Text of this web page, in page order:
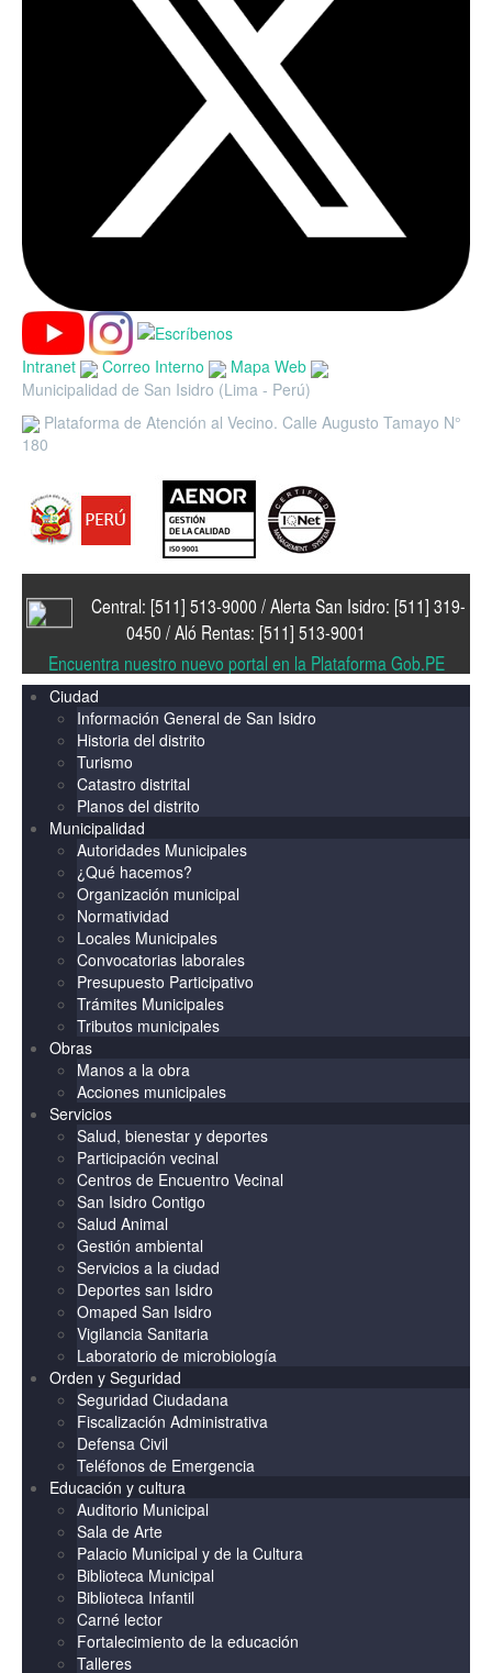
Intranet Correo Interno
Mapa Web
Municipalidad de San Isidro (Lima - Perú)
Plataforma de Atención al Vecino. Calle Augusto Tamayo N°
180
Central: [511] 513-9000 / Alerta San Isidro: [511] 319-
0450 / Aló Rentas: [511] 513-9001
Encuentra nuestro nuevo portal en la Plataforma Gob.PE
Ciudad
Información General de San Isidro
Historia del distrito
Turismo
Catastro distrital
Planos del distrito
Municipalidad
Autoridades Municipales
¿Qué hacemos?
Organización municipal
Normatividad
Locales Municipales
Convocatorias laborales
Presupuesto Participativo
Trámites Municipales
Tributos municipales
Obras
Manos a la obra
Acciones municipales
Servicios
Salud, bienestar y deportes
Participación vecinal
Centros de Encuentro Vecinal
San Isidro Contigo
Salud Animal
Gestión ambiental
Servicios a la ciudad
Deportes san Isidro
Omaped San Isidro
Vigilancia Sanitaria
Laboratorio de microbiología
Orden y Seguridad
Seguridad Ciudadana
Fiscalización Administrativa
Defensa Civil
Teléfonos de Emergencia
Educación y cultura
Auditorio Municipal
Sala de Arte
Palacio Municipal y de la Cultura
Biblioteca Municipal
Biblioteca Infantil
Carné lector
Fortalecimiento de la educación
Talleres